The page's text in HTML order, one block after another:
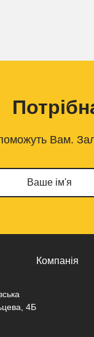
Вам.
4Б
Компанія